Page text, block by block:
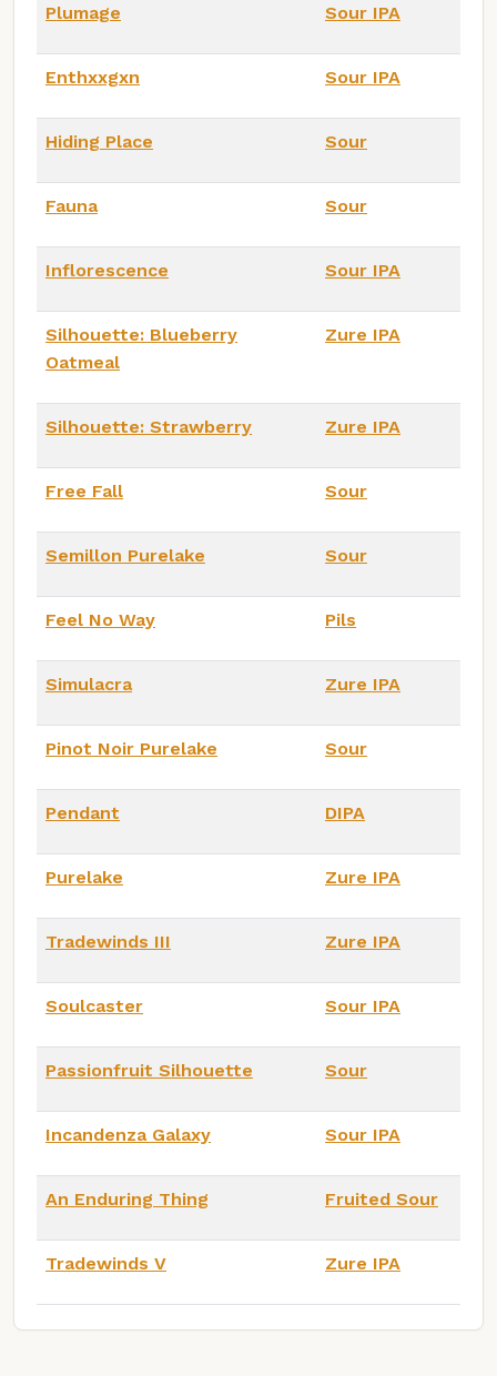
Plumage Sour IPA
Enthxxgxn Sour IPA
Hiding Place Sour
Fauna Sour
Inflorescence Sour IPA
Silhouette: Blueberry
Oatmeal
Zure IPA
Silhouette: Strawberry Zure IPA
Free Fall Sour
Semillon Purelake Sour
Feel No Way Pils
Simulacra Zure IPA
Pinot Noir Purelake Sour
Pendant DIPA
Purelake Zure IPA
Tradewinds III Zure IPA
Soulcaster Sour IPA
Passionfruit Silhouette Sour
Incandenza Galaxy Sour IPA
An Enduring Thing Fruited Sour
Tradewinds V Zure IPA